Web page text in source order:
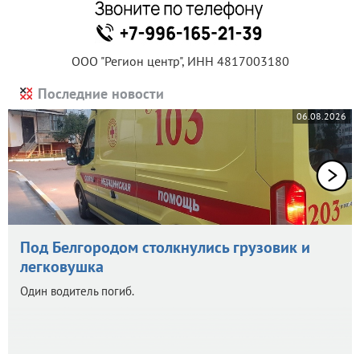
ООО "Регион центр", ИНН 4817003180
Последние новости
06.08.2026
Под Белгородом столкнулись грузовик и
легковушка
Один водитель погиб.